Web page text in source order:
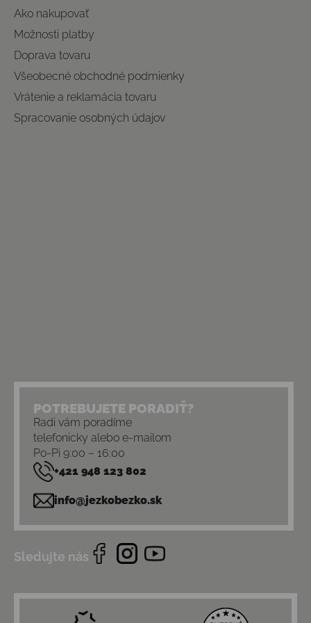
Ako nakupovať
Možnosti platby
Doprava tovaru
Všeobecné obchodné podmienky
Vrátenie a reklamácia tovaru
Spracovanie osobných údajov
POTREBUJETE PORADIŤ?
Radi vám poradíme
telefonicky alebo e-mailom
Po-Pi 9:00 – 16:00
+421 948 123 802
info@jezkobezko.sk
Sledujte nás